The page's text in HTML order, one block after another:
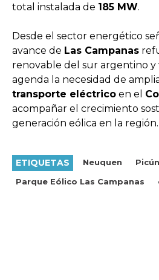
total instalada de 185 MW.
Desde el sector energético
avance de Las Campanas
renovable del sur argentino
agenda la necesidad de
transporte eléctrico en el
acompañar el crecimiento
generación eólica en la región.
ETIQUETAS Neuquen
Parque Eólico Las Campanas